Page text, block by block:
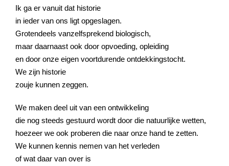
Ik ga er vanuit dat historie
in ieder van ons ligt opgeslagen.
Grotendeels vanzelfsprekend biologisch,
maar daarnaast ook door opvoeding, opleiding
en door onze eigen voortdurende ontdekkingstocht.
We zijn historie
zouje kunnen zeggen.
We maken deel uit van een ontwikkeling
die nog steeds gestuurd wordt door die natuurlijke wetten,
hoezeer we ook proberen die naar onze hand te zetten.
We kunnen kennis nemen van het verleden
of wat daar van over is